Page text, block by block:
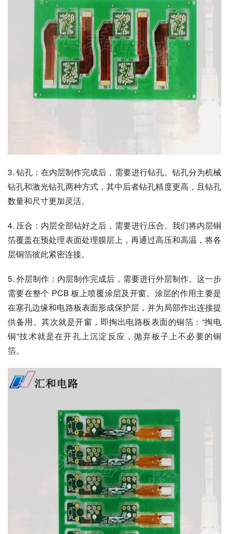
3. 钻孔：在内层制作完成后，需要进行钻孔。钻孔分为机械
钻孔和激光钻孔两种方式，其中后者钻孔精度更高，且钻孔
数量和尺寸更加灵活。
4. 压合：内层全部钻好之后，需要进行压合。我们将内层铜
箔覆盖在预处理表面处理膜层上，再通过高压和高温，将各
层铜箔彼此紧密连接。
5. 外层制作：内层制作完成后，需要进行外层制作。这一步
需要在整个 PCB 板上喷覆涂层及开窗。涂层的作用主要是
在塞孔边缘和电路板表面形成保护层，并为局部作出连接提
供备用。其次就是开窗，即掏出电路板表面的铜箔：“掏电
铜”技术就是在开孔上沉淀反应，抛弃板子上不必要的铜
箔。